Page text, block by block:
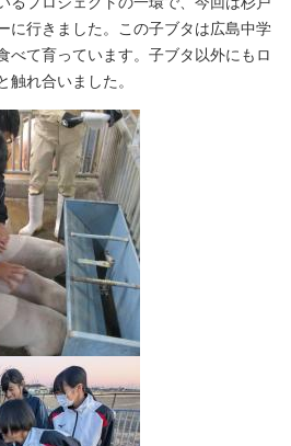
に行きました。この子ブタは広島中学
べて育っています。子ブタ以外にもロ
触れ合いました。